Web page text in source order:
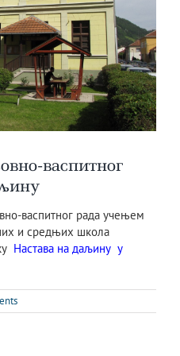
васпитног
васпитног рада учењем
и средњих школа
Настава на даљину у